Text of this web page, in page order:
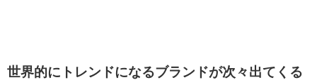
世界的にトレンドになるブランドが次々出てくる